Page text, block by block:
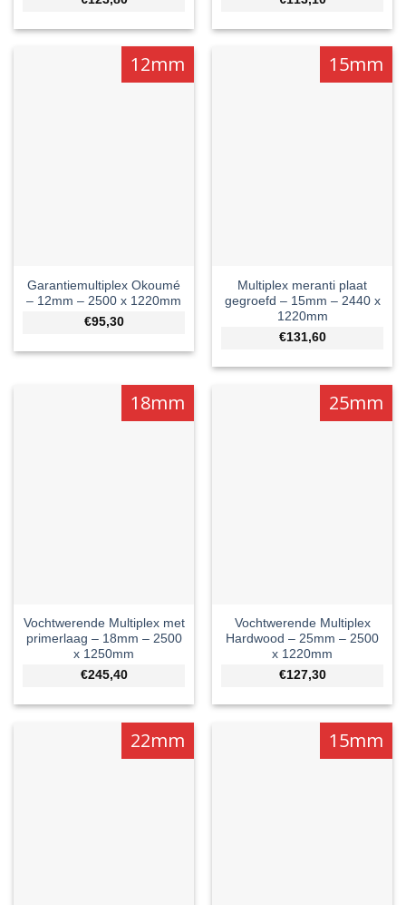
12mm
Garantiemultiplex Okoumé
– 12mm – 2500 x 1220mm
€95,30
15mm
Multiplex meranti plaat
gegroefd – 15mm – 2440 x
1220mm
€131,60
18mm
Vochtwerende Multiplex met
primerlaag – 18mm – 2500
x 1250mm
€245,40
25mm
Vochtwerende Multiplex
Hardwood – 25mm – 2500
x 1220mm
€127,30
22mm 15mm